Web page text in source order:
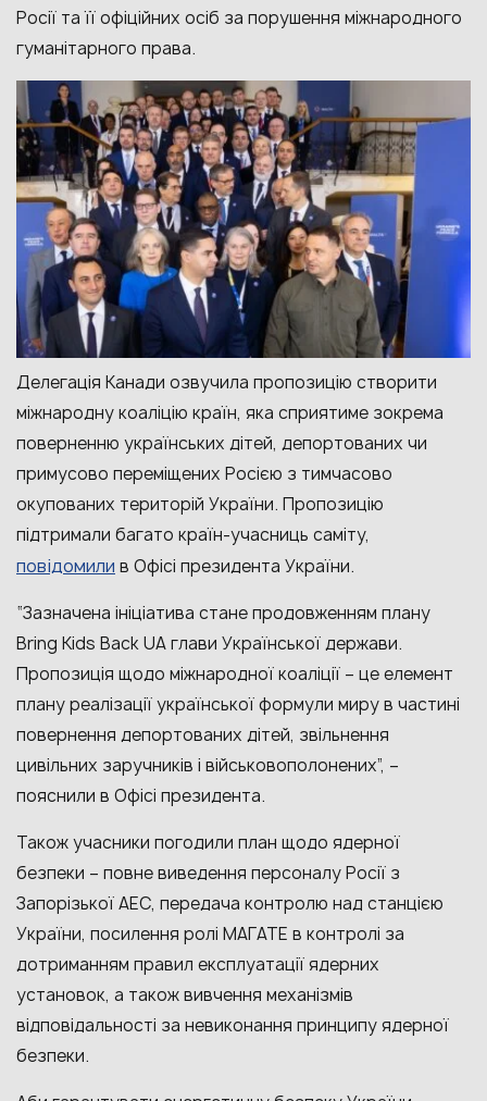
Росії та її офіційних осіб за порушення міжнародного
гуманітарного права.
Делегація Канади озвучила пропозицію створити
міжнародну коаліцію країн, яка сприятиме зокрема
поверненню українських дітей, депортованих чи
примусово переміщених Росією з тимчасово
окупованих територій України. Пропозицію
підтримали багато країн-учасниць саміту,
повідомили в Офісі президента України.
“Зазначена ініціатива стане продовженням плану
Bring Kids Back UA глави Української держави.
Пропозиція щодо міжнародної коаліції – це елемент
плану реалізації української формули миру в частині
повернення депортованих дітей, звільнення
цивільних заручників і військовополонених”, –
пояснили в Офісі президента.
Також учасники погодили план щодо ядерної
безпеки – повне виведення персоналу Росії з
Запорізької АЕС, передача контролю над станцією
України, посилення ролі МАГАТЕ в контролі за
дотриманням правил експлуатації ядерних
установок, а також вивчення механізмів
відповідальності за невиконання принципу ядерної
безпеки.